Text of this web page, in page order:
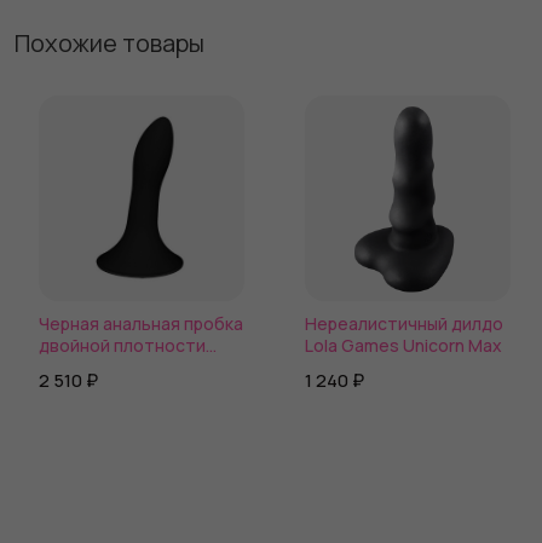
Похожие товары
Черная анальная пробка
двойной плотности
2 510 ₽
Нереалистичный дилдо
Lola Games Unicorn Max
1 240 ₽